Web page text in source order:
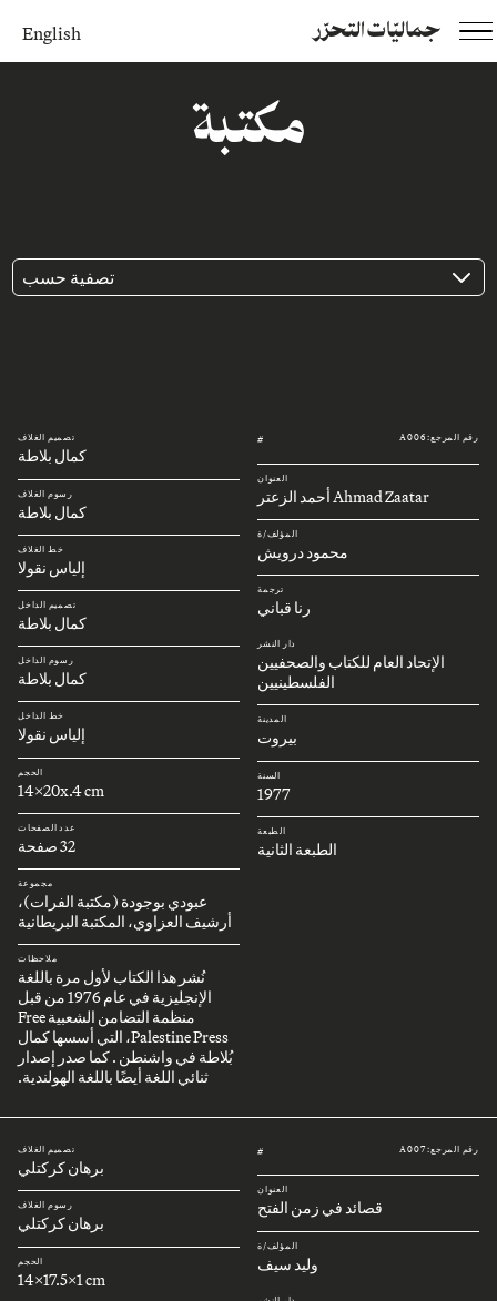
English جماليّات التحرّر
مكتبة
تصفية حسب
رقم المرجع: A006 #
العنوان
Ahmad Zaatar أحمد الزعتر
المؤلف/ة
محمود درويش
ترجمة
رنا قباني
دار النشر
الإتحاد العام للكتاب والصحفيين
الفلسطينيين
المدينة
بيروت
السنة
1977
الطبعة
الطبعة الثانية
تصميم الغلاف
كمال بلاطة
رسوم الغلاف
كمال بلاطة
خط الغلاف
إلياس نقولا
تصميم الداخل
كمال بلاطة
رسوم الداخل
كمال بلاطة
خط الداخل
إلياس نقولا
الحجم
14x20x.4 cm
عدد الصفحات
32 صفحة
مجموعة
عبودي بوجودة (مكتبة الفرات)،
أرشيف العزاوي، المكتبة البريطانية
ملاحظات
نُشر هذا الكتاب لأول مرة باللغة
الإنجليزية في عام 1976 من قبل
منظمة التضامن الشعبية Free
Palestine Press، التي أسسها كمال
بُلاطة في واشنطن . كما صدر إصدار
ثنائي اللغة أيضًا باللغة الهولندية.
رقم المرجع: A007 #
العنوان
قصائد في زمن الفتح
المؤلف/ة
وليد سيف
تصميم الغلاف
برهان كركتلي
رسوم الغلاف
برهان كركتلي
الحجم
14x17.5x1 cm